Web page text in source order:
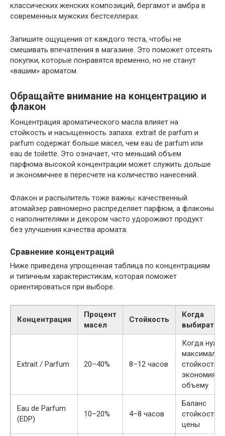
классических женских композиций, бергамот и амбра в
современных мужских бестселлерах.
Запишите ощущения от каждого теста, чтобы не
смешивать впечатления в магазине. Это поможет отсеять
покупки, которые понравятся временно, но не станут
«вашим» ароматом.
Обращайте внимание на концентрацию и
флакон
Концентрация ароматического масла влияет на
стойкость и насыщенность запаха: extrait de parfum и
parfum содержат больше масел, чем eau de parfum или
eau de toilette. Это означает, что меньший объем
парфюма высокой концентрации может служить дольше
и экономичнее в пересчете на количество нанесений.
Флакон и распылитель тоже важны: качественный
атомайзер равномерно распределяет парфюм, а флаконы
с наполнителями и декором часто удорожают продукт
без улучшения качества аромата.
Сравнение концентраций
Ниже приведена упрощенная таблица по концентрациям
и типичным характеристикам, которая поможет
ориентироваться при выборе.
Концентрация
Процент
масел
Стойкость
Когда
выбирать
Extrait / Parfum 20–40% 8–12 часов
Когда
стойкость и
экономия
объему
Eau de Parfum
(EDP)
10–20% 4–8 часов
Баланс
стойкости и
цены